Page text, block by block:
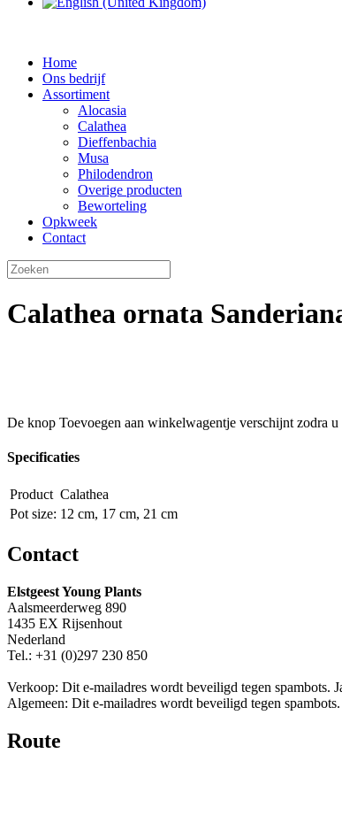
Home
Ons bedrijf
Assortiment
Alocasia
Calathea
Dieffenbachia
Musa
Philodendron
Overige producten
Beworteling
Opkweek
Contact
Calathea ornata
De knop Toevoegen aan winkelwagentje verschijnt zodra u
Specificaties
Product Calathea
Pot size: 12 cm, 17 cm, 21 cm
Contact
Elstgeest Young Plants
Aalsmeerderweg 890
1435 EX Rijsenhout
Nederland
Tel.: +31 (0)297 230 850
Verkoop: Dit e-mailadres wordt beveiligd tegen spambots.
Algemeen: Dit e-mailadres wordt beveiligd tegen
Route